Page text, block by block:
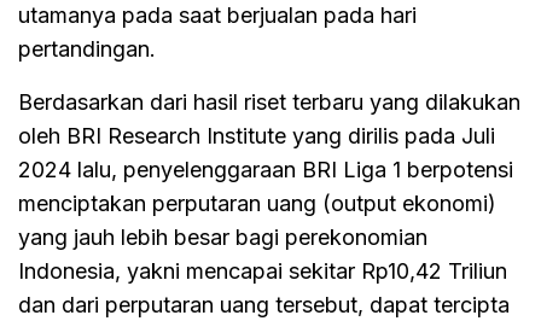
utamanya pada saat berjualan pada hari
pertandingan.
Berdasarkan dari hasil riset terbaru yang dilakukan
oleh BRI Research Institute yang dirilis pada Juli
2024 lalu, penyelenggaraan BRI Liga 1 berpotensi
menciptakan perputaran uang (output ekonomi)
yang jauh lebih besar bagi perekonomian
Indonesia, yakni mencapai sekitar Rp10,42 Triliun
dan dari perputaran uang tersebut, dapat tercipta